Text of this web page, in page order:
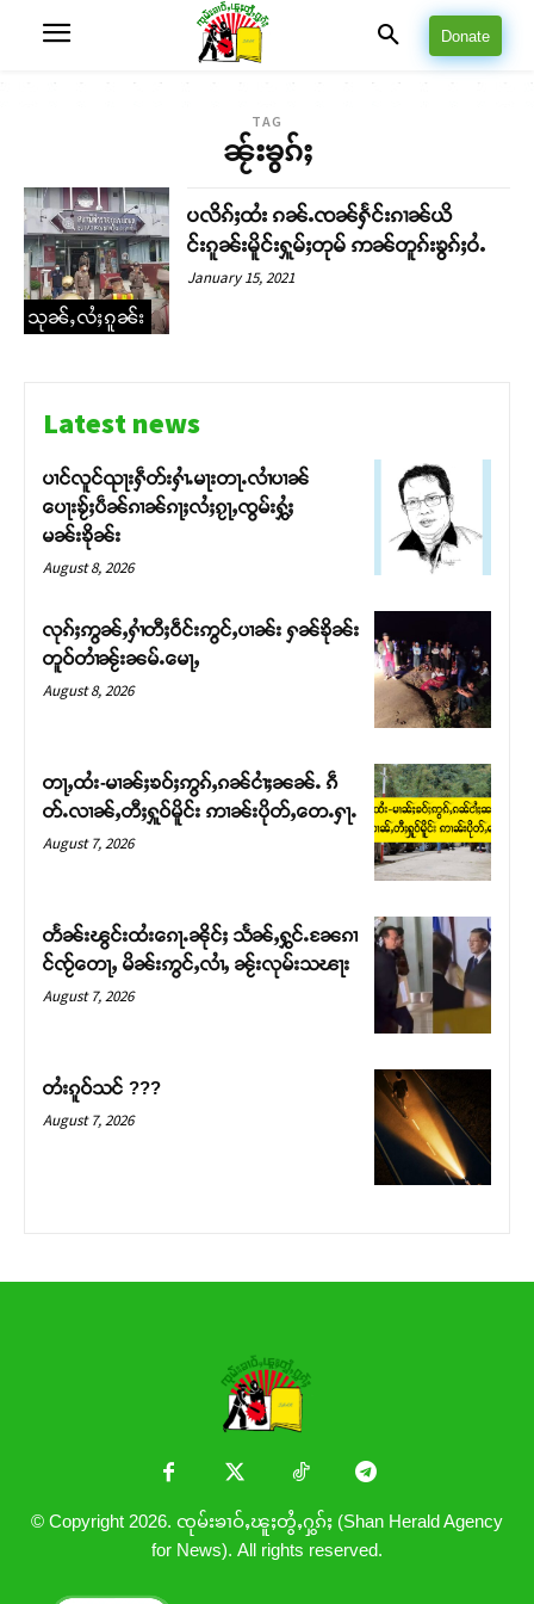
တႃႇႁႂ်ႈသဵင်ၵၢင်ၸႂ်ၵူၼ်းမိူင်း ၵူႈတီႈၵူႈလႅၼ်ပေႃးတေၸွ
တ်ႇ တူဝ်ႈလုမ်ႈၾႃႉၼၼ်ႉ ၶဝ်ႈႁူမ်ႈၵမ်ႉထႅမ် ၸုမ်းၶၢ
ဝ်ႇၽူႈတွႆႇႁွၵ်ႈ လႆႈယူႇၶႃႈဢေႃႈ။
Donate
TAG
ၼႂ်းၶွၵ်ႈ
သုၼ်ႇလႆႈၵူၼ်း
ပလိၵ်ႈထႆး ၵၼ်ႉၸၼ်ႁႅင်းၵၢၼ်ယိ
င်းၵူၼ်းမိူင်းႁူမ်ႈတုမ် ဢၼ်တူၵ်းၶွၵ်ႈဝႆႉ
January 15, 2021
Latest news
ပၢင်လူင်ၺႃးႁဵတ်းႁၢႆႉမႃးတႃႉလၢႆပၢၼ် ​​
ပေႃးၶႂ်ႈပဵၼ်ၵၢၼ်ၵႃႈလႆႈၵႂႃႇၸွမ်းႁွႆႈ
မၼ်းၶိုၼ်း
August 8, 2026
လုၵ်ႈဢွၼ်ႇႁၢႆတီႈဝဵင်းဢွင်ႇပၢၼ်း ႁၼ်ၶိုၼ်း
တူဝ်တၢႆၼႂ်းၼမ်ႉမေႃႇ
August 8, 2026
တႃႇထႆး-မၢၼ်ႈၶဝ်ႈဢွၵ်ႇၵၼ်ငၢႆႈၼၼ်ႉ ၵဵ
တ်ႉလၢၼ်ႇတီႈႁူဝ်မိူင်း ဢၢၼ်းပိုတ်ႇတေႉႁႃႉ
August 7, 2026
တႅၼ်းၽွင်းထႆးၵေႃႉၼိုင်ႈ သႅၼ်ႇႁွင်ႉၼႄၵၢ
င်ၸႂ်တေႃႇ မိၼ်းဢွင်ႇလၢႆႇ ၼႂ်းလုမ်းသၽႃး
August 7, 2026
တႆးၵူဝ်သင် ???
August 7, 2026
© Copyright 2026. ၸုမ်းၶၢဝ်ႇၽူႈတွႆႇႁွၵ်ႈ (Shan Herald Agency
for News). All rights reserved.